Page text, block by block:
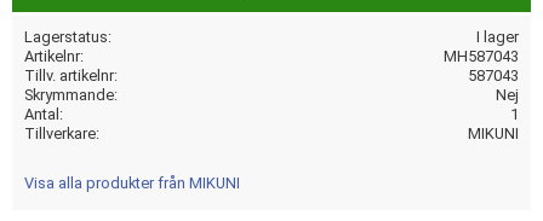
Lagerstatus
I lager
Artikelnr
MH587043
Tillv. artikelnr
587043
Skrymmande
Nej
Antal
1
Tillverkare
MIKUNI
Visa alla produkter från MIKUNI